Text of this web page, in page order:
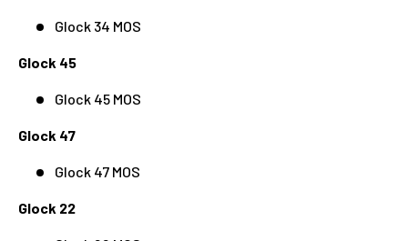
Glock 34 MOS
Glock 45
Glock 45 MOS
Glock 47
Glock 47 MOS
Glock 22